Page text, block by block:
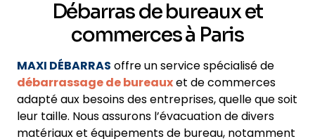
Débarras de bureaux et
commerces à Paris
MAXI DÉBARRAS offre un service spécialisé de
débarrassage de bureauxet de commerces
adapté aux besoins des entreprises, quelle que soit
leur taille. Nous assurons l’évacuation de divers
matériaux et équipements de bureau, notamment